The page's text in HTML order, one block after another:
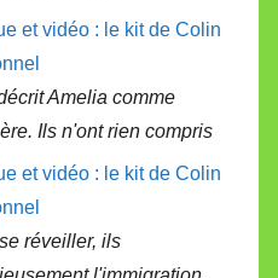
et vidéo : le kit de Colin
Amelia comme
Ils n'ont rien compris
et vidéo : le kit de Colin
réveiller, ils